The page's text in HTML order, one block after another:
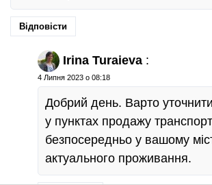
Відповісти
Irina Turaieva :
4 Липня 2023 о 08:18
Добрий день. Варто
у пунктах продажу
безпосередньо у вашому
актуального проживання.